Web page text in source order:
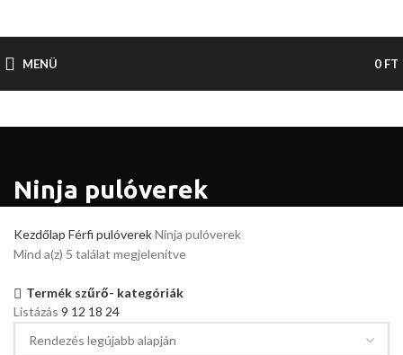
MENÜ 0 FT
Ninja pulóverek
Kezdőlap Férfi pulóverekNinja pulóverek
Mind a(z) 5 találat megjelenítve
Termék szűrő- kategóriák
Listázás 9 12 18 24